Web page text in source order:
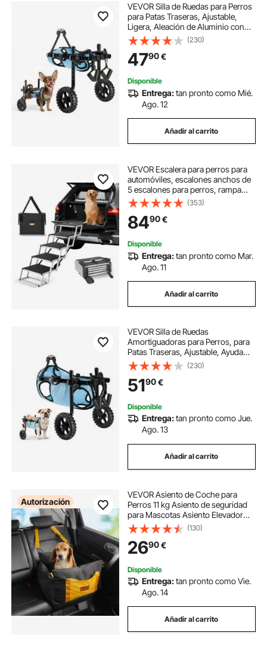
VEVOR Silla de Ruedas para Perros
para Patas Traseras, Ajustable,
Ligera, Aleación de Aluminio con
Ruedas Amortiguadoras, para
Perros con Discapacidad y
Lesiones de hasta 10 kg, Talla XS,
Negro
(230)
4790€
Disponible
Entrega:tan pronto como Mié.
Ago. 12
Añadir al carrito
VEVOR Escalera para perros para
automóviles, escalones anchos de
5 escalones para perros, rampa
plegable para perros para
automóviles con superficie
antideslizante, escalones portátiles
para mascotas de aluminio liviano
para automóviles, SUV y camiones,
soporta hasta 150 libras
(353)
8490€
Disponible
Entrega:tan pronto como Mar.
Ago. 11
Añadir al carrito
VEVOR Silla de Ruedas
Amortiguadoras para Perros, para
Patas Traseras, Ajustable, Ayuda
para Caminar para Perros
Discapacitados, Paralizados o
Lesionados de hasta 15 kg, Talla M,
Negro y Azul
(230)
5190€
Disponible
Entrega:tan pronto como Jue.
Ago. 13
Añadir al carrito
Autorización
VEVOR Asiento de Coche para
Perros 11 kg Asiento de seguridad
para Mascotas Asiento Elevador
Impermeable con Correa de
Seguridad con Clip Acolchado de
Algodón PP Silla para Coche para
Mascotas, Negro
(130)
2690€
Disponible
Entrega:tan pronto como Vie.
Ago. 14
Añadir al carrito